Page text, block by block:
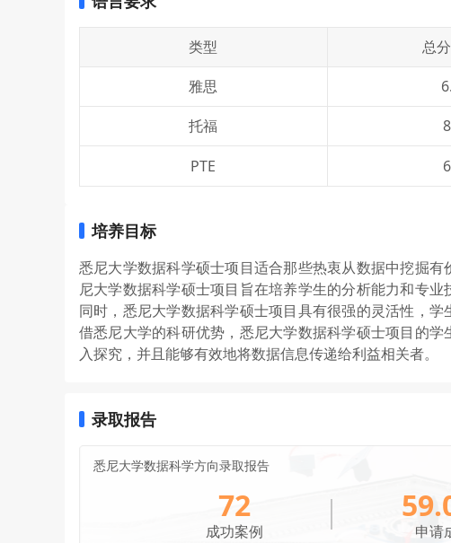
类型 总
雅思
托福
PTE
培养目标
悉尼大学数据科学硕士项目适合那些热衷从数据中挖掘
尼大学数据科学硕士项目旨在培养学生的分析能力和专
同时，悉尼大学数据科学硕士项目具有很强的灵活性，
借悉尼大学的科研优势，悉尼大学数据科学硕士项目的
入探究，并且能够有效地将数据信息传递给利益相关者。
录取报告
悉尼大学数据科学方向录取报告
72
成功案例 申请